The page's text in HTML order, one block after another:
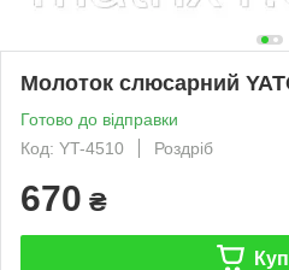
Молоток слюсарний
Готово до відправки
Код: YT-4510
Роздріб
670 ₴